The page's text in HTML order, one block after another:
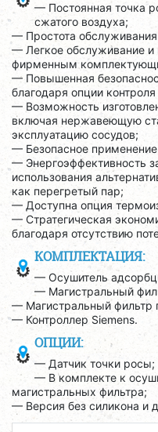
— Постоянная точка
сжатого воздуха;
— Простота
— Легкое обслуживание и
фирменным
— Повышенная
благодаря опции
— Возможность
включая нержавеющую
эксплуатацию сосудов;
— Безопасное применение
— Энергоэффективность
использования
как перегретый пар;
— Доступна опция
— Стратегическая
благодаря отсутствию
КОМПЛЕКТАЦИЯ:
— Осушитель
— Магистральный
— Магистральный фильтр
— Контроллер Siemens.
ОПЦИИ:
— Датчик точки росы;
— В комплекте к
магистральных фильтра;
— Версия без силикона и